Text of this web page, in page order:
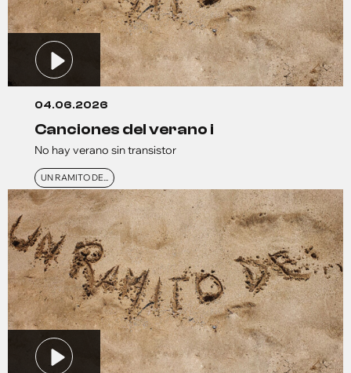
04.06.2026
canciones del verano i
No hay verano sin transistor
UN RAMITO DE...